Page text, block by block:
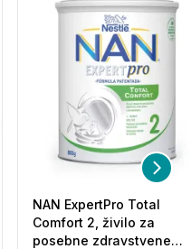
NAN ExpertPro Total
Comfort 2, živilo za
posebne zdravstvene